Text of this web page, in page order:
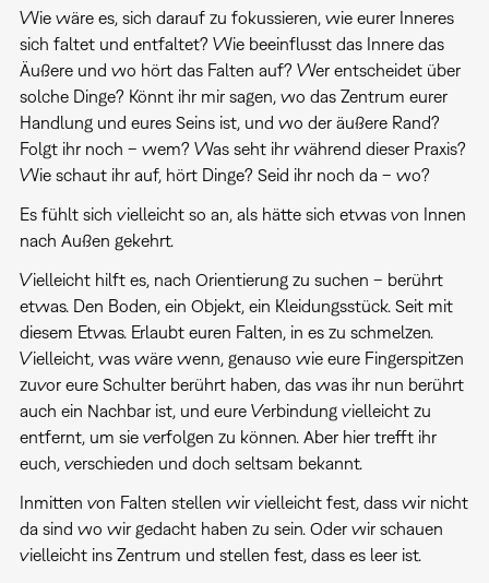
Wie wäre es, sich darauf zu fokussieren, wie eurer Inneres
sich faltet und entfaltet? Wie beeinflusst das Innere das
Äußere und wo hört das Falten auf? Wer entscheidet über
solche Dinge? Könnt ihr mir sagen, wo das Zentrum eurer
Handlung und eures Seins ist, und wo der äußere Rand?
Folgt ihr noch – wem? Was seht ihr während dieser Praxis?
Wie schaut ihr auf, hört Dinge? Seid ihr noch da – wo?
Es fühlt sich vielleicht so an, als hätte sich etwas von Innen
nach Außen gekehrt.
Vielleicht hilft es, nach Orientierung zu suchen – berührt
etwas. Den Boden, ein Objekt, ein Kleidungsstück. Seit mit
diesem Etwas. Erlaubt euren Falten, in es zu schmelzen.
Vielleicht, was wäre wenn, genauso wie eure Fingerspitzen
zuvor eure Schulter berührt haben, das was ihr nun berührt
auch ein Nachbar ist, und eure Verbindung vielleicht zu
entfernt, um sie verfolgen zu können. Aber hier trefft ihr
euch, verschieden und doch seltsam bekannt.
Inmitten von Falten stellen wir vielleicht fest, dass wir nicht
da sind wo wir gedacht haben zu sein. Oder wir schauen
vielleicht ins Zentrum und stellen fest, dass es leer ist.